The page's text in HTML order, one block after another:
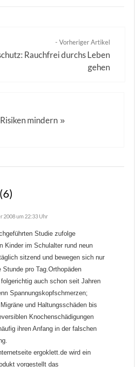
- Vorheriger Artikel
Rauchfrei durchs Leben
gehen
mindern »
2008 um 22:33 Uhr
Studie zufolge
Kinder im Schulalter rund neun
sitzend und bewegen sich nur
Stunde pro Tag.Orthopäden
auch schon seit Jahren
Spannungskopfschmerzen;
und Haltungsschäden bis
Knochenschädigungen
ihren Anfang in der falschen
ergoklett.de wird ein
vorgestellt das